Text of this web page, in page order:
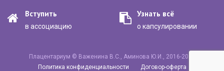
Узнать всё
о капсулировании
Вступить
в ассоциацию
Плацентариум © Важенина В.С., Аминова Ю.И., 2016-2020
Политика конфиденциальности
Договор-оферта